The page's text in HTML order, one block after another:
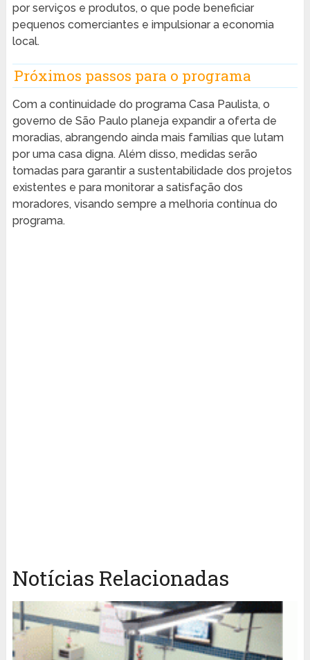
por serviços e produtos, o que pode beneficiar
pequenos comerciantes e impulsionar a economia
local.
Próximos passos para o programa
Com a continuidade do programa Casa Paulista, o
governo de São Paulo planeja expandir a oferta de
moradias, abrangendo ainda mais famílias que lutam
por uma casa digna. Além disso, medidas serão
tomadas para garantir a sustentabilidade dos projetos
existentes e para monitorar a satisfação dos
moradores, visando sempre a melhoria contínua do
programa.
Notícias Relacionadas